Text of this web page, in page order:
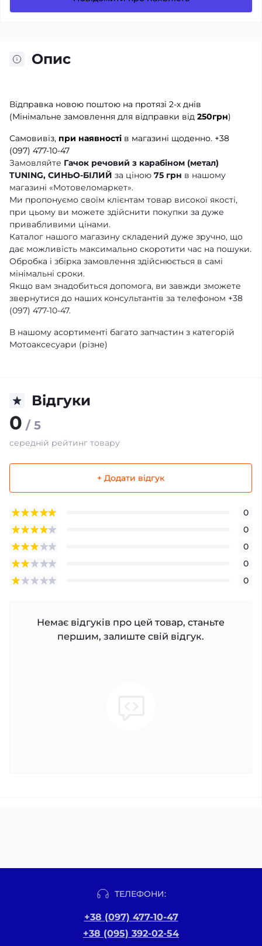
Опис
Відправка новою поштою на протязі 2-х днів
(Мінімальне замовлення для відправки від 250грн)
Самовивіз, при наявності в магазині щоденно. +38
(097) 477-10-47
Замовляйте Гачок речовий з карабіном (метал)
TUNING, СИНЬО-БІЛИЙ за ціною 75 грн в нашому
магазині «Мотовеломаркет».
Ми пропонуємо своїм клієнтам товар високої якості,
при цьому ви можете здійснити покупки за дуже
привабливими цінами.
Каталог нашого магазину складений дуже зручно, що
дає можливість максимально скоротити час на пошуки.
Обробка і збірка замовлення здійснюється в самі
мінімальні сроки.
Якщо вам знадобиться допомога, ви завжди зможете
звернутися до наших консультантів за телефоном +38
(097) 477-10-47.
В нашому асортименті багато запчастин з категорій
Мотоаксесуари (різне)
Відгуки
0 / 5
середній рейтинг товару
+ Додати відгук
0
0
0
0
0
Немає відгуків про цей товар, станьте
першим, залиште свій відгук.
ТЕЛЕФОНИ:
+38 (097) 477-10-47
+38 (095) 392-02-54